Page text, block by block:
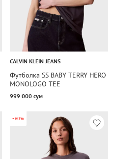
CALVIN KLEIN JEANS
Футболка SS BABY TERRY HERO
MONOLOGO TEE
999 000 сум
-60%